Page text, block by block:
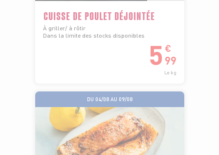
CUISSE DE POULET DÉJOINTÉE
À griller/ à rôtir
Dans la limite des stocks disponibles
5 €
99
Le kg
DU 04/08 AU 09/08